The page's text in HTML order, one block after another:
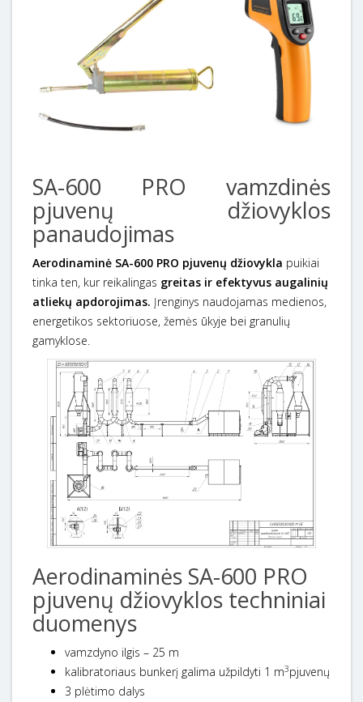
SA-600 PRO vamzdinės
pjuvenų džiovyklos
panaudojimas
Aerodinaminė SA-600 PRO pjuvenų džiovykla puikiai
tinka ten, kur reikalingas greitas ir efektyvus augalinių
atliekų apdorojimas. Įrenginys naudojamas medienos,
energetikos sektoriuose, žemės ūkyje bei granulių
gamyklose.
Aerodinaminės SA-600 PRO
pjuvenų džiovyklos techniniai
duomenys
vamzdyno ilgis – 25 m
kalibratoriaus bunkerį galima užpildyti 1 m3pjuvenų
3 plėtimo dalys